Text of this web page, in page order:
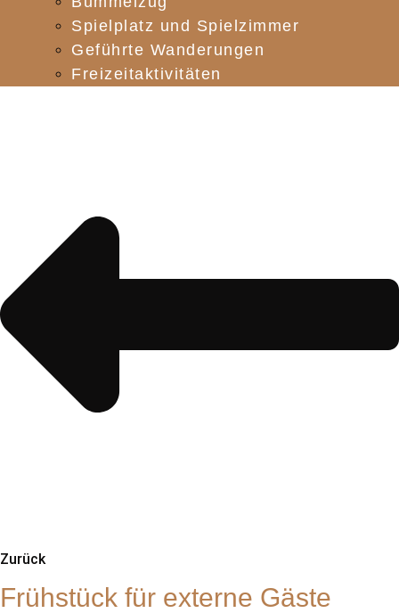
Spielplatz und Spielzimmer
Geführte Wanderungen
Freizeitaktivitäten
Zurück
Frühstück für externe Gäste